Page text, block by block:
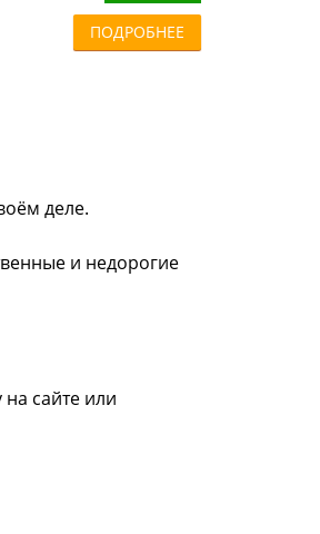
ПОДРОБНЕЕ
деле.
и недорогие
сайте или